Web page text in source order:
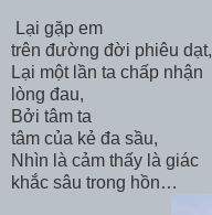
Lại gặp em
trên đường đời phiêu dạt,
Lại một lần ta chấp nhận
lòng đau,
Bởi tâm ta
tâm của kẻ đa sầu,
Nhìn là cảm thấy là giác
khắc sâu trong hồn…